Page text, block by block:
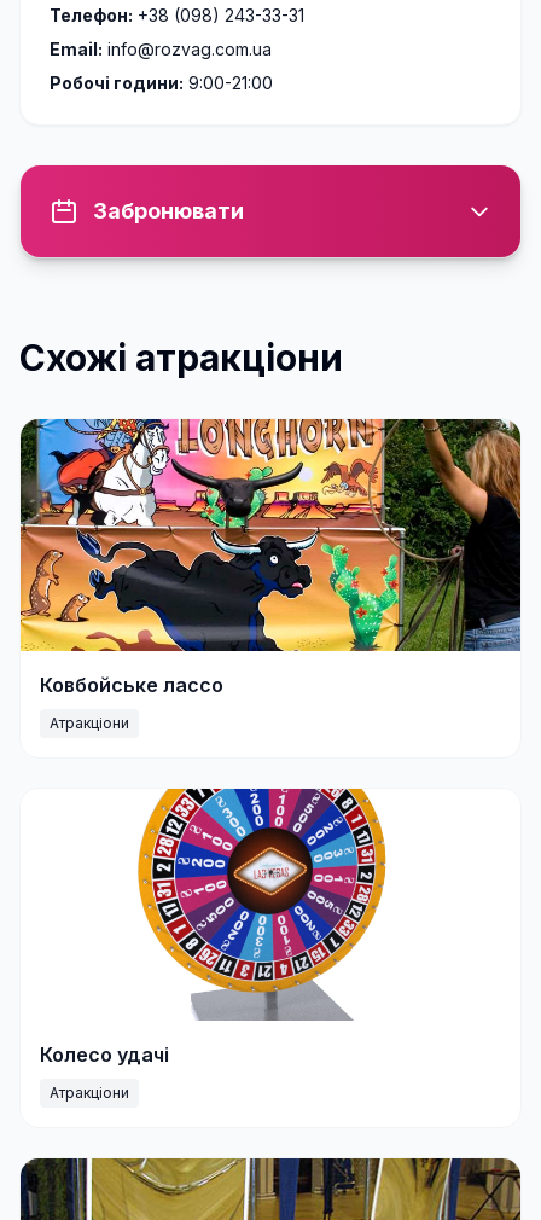
Телефон: +38 (098) 243-33-31
Email: info@rozvag.com.ua
Робочі години: 9:00-21:00
Забронювати
Схожі атракціони
Ковбойське лассо
Атракціони
Колесо удачі
Атракціони